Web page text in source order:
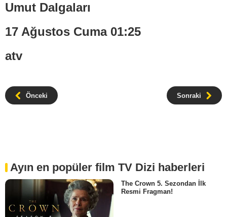
Umut Dalgaları
17 Ağustos Cuma 01:25
atv
Önceki Sonraki
Ayın en popüler film TV Dizi haberleri
The Crown 5. Sezondan İlk
Resmi Fragman!